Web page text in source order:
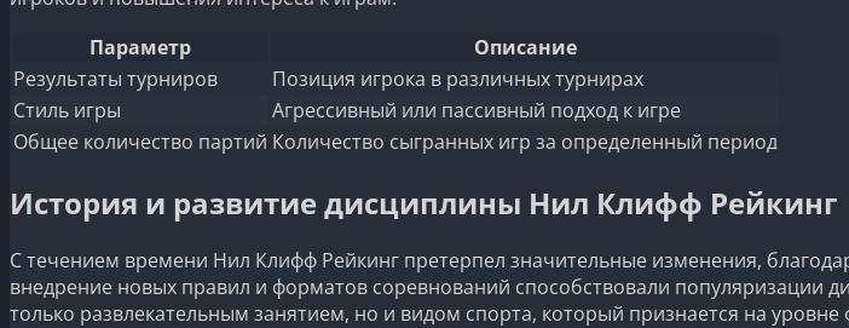
Параметр
Описание
Результаты турниров
Позиция игрока в различных турнирах
Стиль игры
Агрессивный или пассивный подход к игре
Общее количество партий Количество сыгранных игр за определенный период
История и развитие дисциплины Нил Клифф Рейкинг
С течением времени Нил Клифф Рейкинг претерпел значительные изменения,
внедрение новых правил и форматов соревнований способствовали популяризации
только развлекательным занятием, но и видом спорта, который признается на